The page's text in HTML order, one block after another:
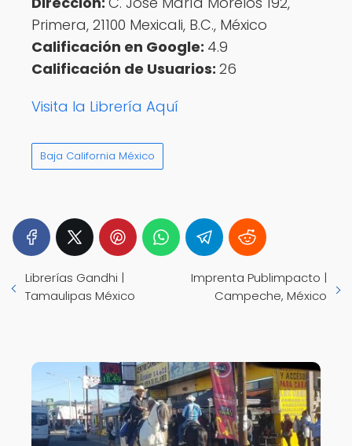
Primera, 21100 Mexicali, B.C., México
Calificación en Google: 4.9
Calificación de Usuarios: 26
Visita la Librería Aquí
Baja California México
Librerías Gandhi |
Tamaulipas México
Imprenta Publimpacto |
Campeche, México